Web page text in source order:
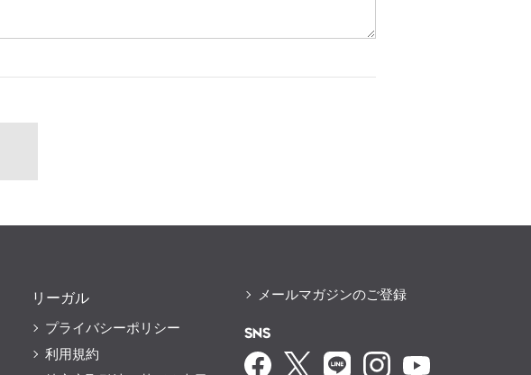
リーガル
プライバシーポリシー
利用規約
メールマガジンのご登録
SNS